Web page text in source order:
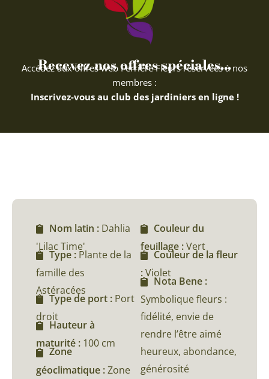
Recevez nos offres spéciales...
Accédez aux offres web Ferriere Fleurs réservées à nos
membres :
Inscrivez-vous au club des jardiniers en ligne !
Nom latin : Dahlia
'Lilac Time'
Type : Plante de la
famille des
Astéracées
Type de port : Port
droit
Hauteur à
maturité : 100 cm
Zone
géoclimatique :Zone
Couleur du
feuillage :Vert
Couleur de la fleur
:Violet
Nota Bene :
Symbolique fleurs :
fidélité, envie de
rendre l’être aimé
heureux, abondance,
générosité